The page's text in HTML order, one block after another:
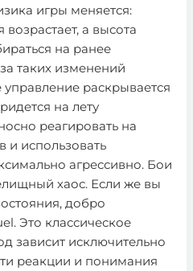
игры меняется:
а высота
на ранее
таких изменений
раскрывается
на лету
реагировать на
и использовать
агрессивно. Бои
хаос. Если же вы
добро
Это классическое
зависит исключительно
реакции и понимания